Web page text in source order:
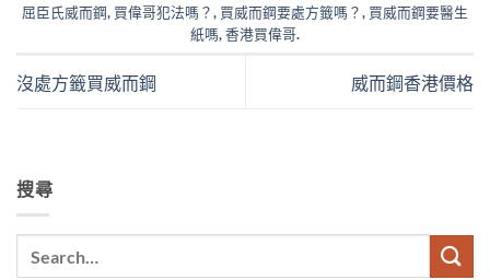
屈臣氏威而鋼, 買偉哥犯法嗎？, 買威而鋼要處方籤嗎？, 買威而鋼要醫生
紙嗎,香港買偉哥.
沒處方籤買威而鋼 威而鋼香港價格
搜尋